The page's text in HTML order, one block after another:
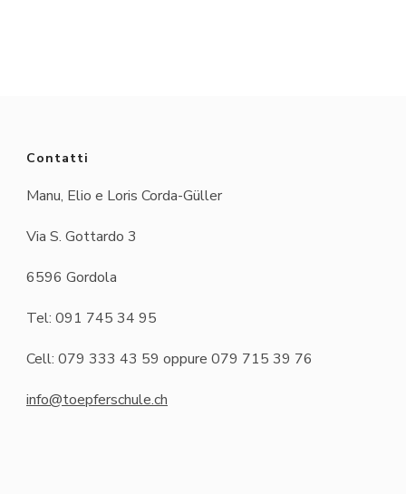
Contatti
Manu, Elio e Loris Corda-Güller
Via S. Gottardo 3
6596 Gordola
Tel: 091 745 34 95
Cell: 079 333 43 59 oppure 079 715 39 76
info@toepferschule.ch